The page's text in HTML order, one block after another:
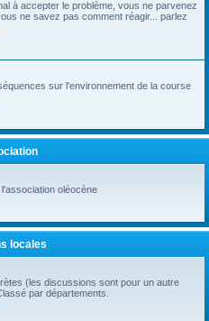
à accepter le problème, vous ne parvenez
ne savez pas comment réagir... parlez
sur l'environnement de la course
oléocène
locales
(les discussions sont pour un autre
par départements.